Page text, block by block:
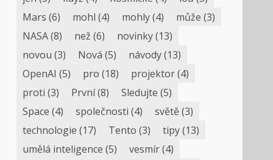
Mars (6) mohl (4) mohly(4) může (3)
NASA(8) než (6) novinky(13)
novou (3) Nová (5) návody(13)
OpenAI (5) pro (18) projektor(4)
proti (3) První(8) Sledujte (5)
Space (4) společnosti (4) světě(3)
technologie (17) Tento (3) tipy(13)
umělá inteligence (5) vesmír(4)